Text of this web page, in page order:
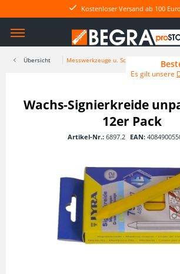
Kostenloser Versand ab 100
Übersicht Messwerkzeuge u. Schreibgeräte
Wachs-Signierkreide
12er Pack
Artikel-Nr.: 6897.2 EAN:
Es gilt unsere